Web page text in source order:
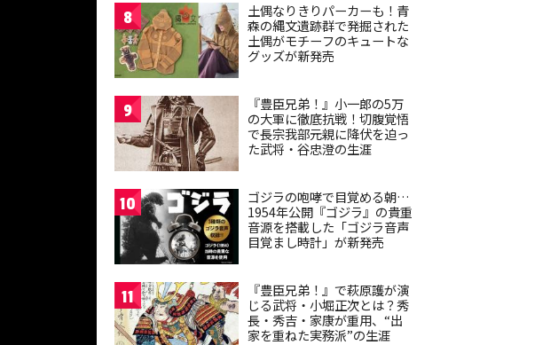
8
土偶なりきりパーカーも！青
森の縄文遺跡群で発掘された
土偶がモチーフのキュートな
グッズが新発売
9
『豊臣兄弟！』小一郎の5万
の大軍に徹底抗戦！切腹覚悟
で長宗我部元親に降伏を迫っ
た武将・谷忠澄の生涯
10
ゴジラの咆哮で目覚める朝…
1954年公開『ゴジラ』の貴重
音源を搭載した「ゴジラ音声
目覚まし時計」が新発売
11
『豊臣兄弟！』で萩原護が演
じる武将・小堀正次とは？秀
長・秀吉・家康が重用、“出
家を重ねた実務派”の生涯